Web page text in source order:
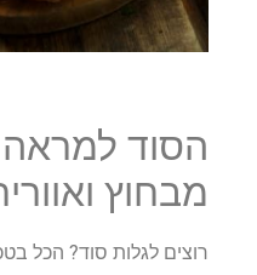
הסוד למראה
מבחוץ
רוצים לגלות סוד? הכל